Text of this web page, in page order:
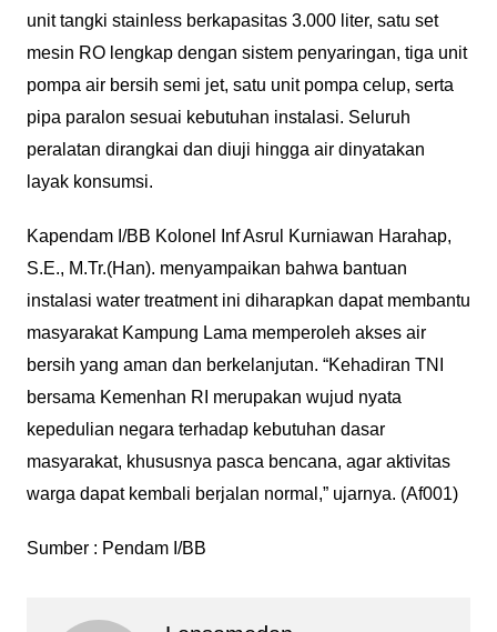
unit tangki stainless berkapasitas 3.000 liter, satu set
mesin RO lengkap dengan sistem penyaringan, tiga unit
pompa air bersih semi jet, satu unit pompa celup, serta
pipa paralon sesuai kebutuhan instalasi. Seluruh
peralatan dirangkai dan diuji hingga air dinyatakan
layak konsumsi.
Kapendam I/BB Kolonel Inf Asrul Kurniawan Harahap,
S.E., M.Tr.(Han). menyampaikan bahwa bantuan
instalasi water treatment ini diharapkan dapat membantu
masyarakat Kampung Lama memperoleh akses air
bersih yang aman dan berkelanjutan. “Kehadiran TNI
bersama Kemenhan RI merupakan wujud nyata
kepedulian negara terhadap kebutuhan dasar
masyarakat, khususnya pasca bencana, agar aktivitas
warga dapat kembali berjalan normal,” ujarnya. (Af001)
Sumber : Pendam I/BB